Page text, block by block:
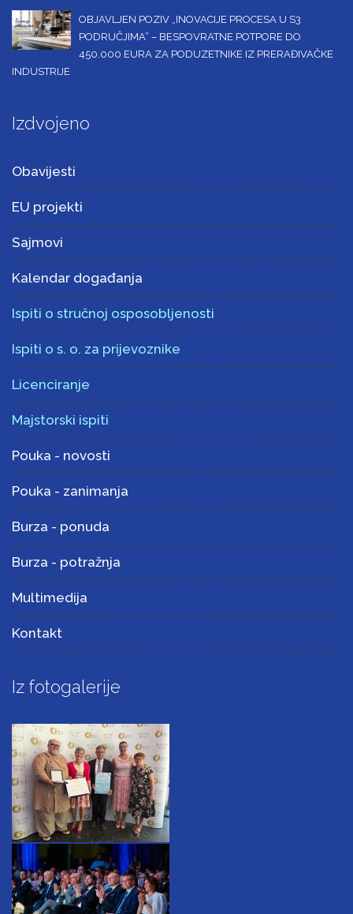
OBJAVLJEN POZIV „INOVACIJE PROCESA U S3
PODRUČJIMA“ – BESPOVRATNE POTPORE DO
450.000 EURA ZA PODUZETNIKE IZ PRERAĐIVAČKE
INDUSTRIJE
Izdvojeno
Obavijesti
EU projekti
Sajmovi
Kalendar događanja
Ispiti o stručnoj osposobljenosti
Ispiti o s. o. za prijevoznike
Licenciranje
Majstorski ispiti
Pouka - novosti
Pouka - zanimanja
Burza - ponuda
Burza - potražnja
Multimedija
Kontakt
Iz fotogalerije